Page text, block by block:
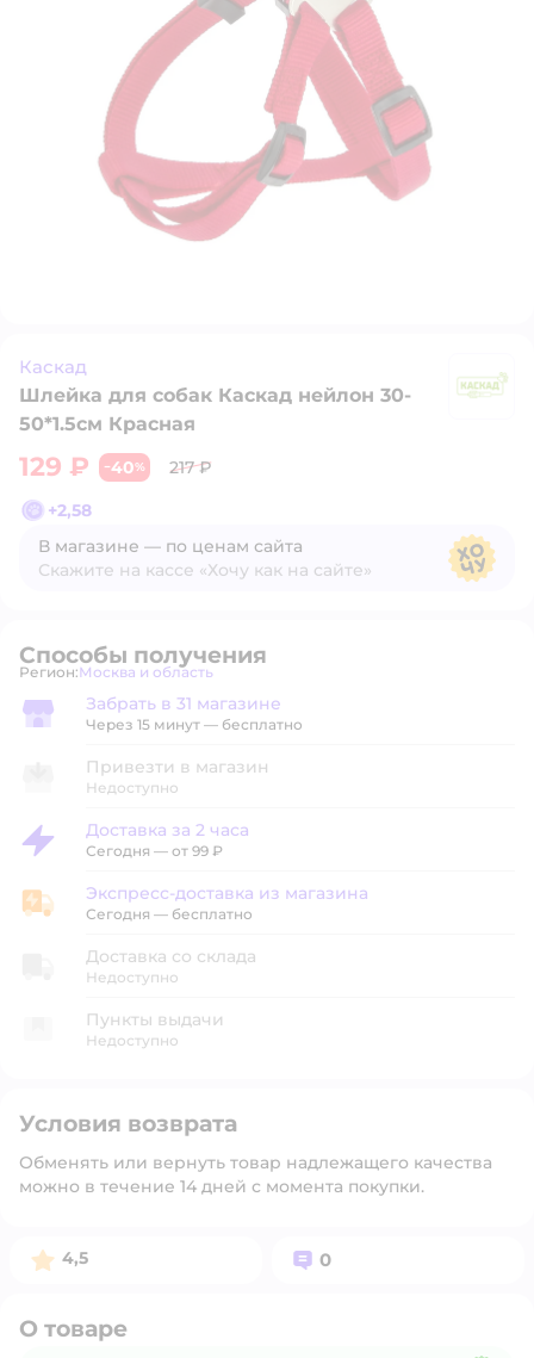
Каскад
Шлейка для собак Каскад нейлон 30-
50*1.5см Красная
129 ₽ −40%
217 ₽
+2,58
В магазине — по ценам сайта
Скажите на кассе «Хочу как на сайте»
Способы получения
Регион: Выбор адреса доставки.
Москва и область
Забрать в магазине
Забрать в 31 магазине
Через 15 минут — бесплатно
Привезти в магазин
Недоступно
Доставка за 2 часа
Доставка за 2 часа
Сегодня — от 99 ₽
Экспресс-доставка из магазина
Экспресс-доставка из магазина
Сегодня — бесплатно
Доставка со склада
Недоступно
Пункты выдачи
Недоступно
Условия возврата
Обменять или вернуть товар надлежащего качества
можно в течение 14 дней с момента покупки.
Рейтинг:
4,5 Вопросов:
0
О товаре